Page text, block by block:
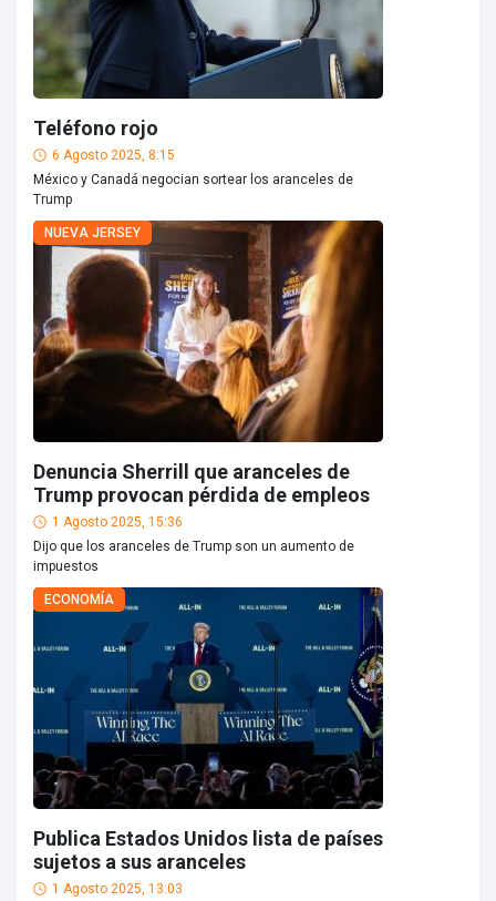
Teléfono rojo
6 Agosto 2025, 8:15
México y Canadá negocian sortear los aranceles de
Trump
NUEVA JERSEY
Denuncia Sherrill que aranceles de
Trump provocan pérdida de empleos
1 Agosto 2025, 15:36
Dijo que los aranceles de Trump son un aumento de
impuestos
ECONOMÍA
Publica Estados Unidos lista de países
sujetos a sus aranceles
1 Agosto 2025, 13:03